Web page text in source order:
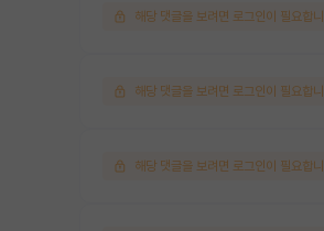
해당 댓글을 보려면 로그인이 필요합
해당 댓글을 보려면 로그인이 필요합
해당 댓글을 보려면 로그인이 필요합